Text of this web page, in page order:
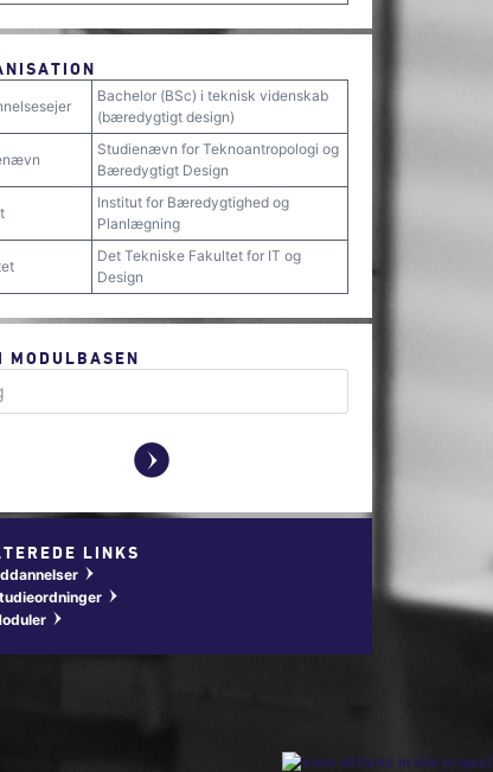
Bachelor (BSc) i teknisk videnskab
(bæredygtigt design)
Studienævn for Teknoantropologi og
Bæredygtigt Design
Institut for Bæredygtighed og
Planlægning
Det Tekniske Fakultet for IT og
Design
MODULBASEN
y
LINKS
w
w
w